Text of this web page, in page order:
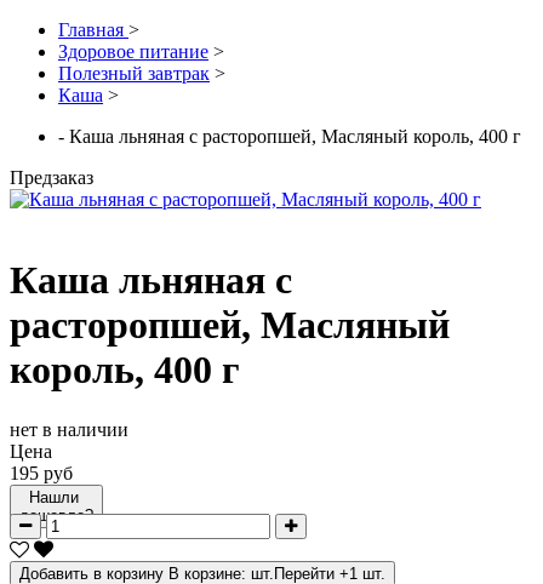
Главная >
Здоровое питание >
Полезный завтрак >
Каша >
- Каша льняная с расторопшей, Масляный король, 400 г
Предзаказ
Каша льняная с
расторопшей, Масляный
король, 400 г
нет в наличии
Цена
195 руб
Нашли
дешевле?
Добавить в корзину В корзине: шт. Перейти +1 шт.